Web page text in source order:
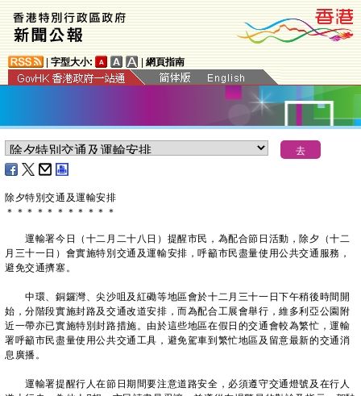
字型大小: 網頁指南
除夕特別交通及運輸安排
＊ ＊ ＊ ＊ ＊ ＊ ＊ ＊ ＊ ＊ ＊
運輸署今日（十二月二十八日）提醒市民，為配合節日活動，除夕（十二
月三十一日）會實施特別交通及運輸安排，呼籲市民盡量使用公共交通服務，
避免交通擠塞。
中環、銅鑼灣、尖沙咀及紅磡等地區會於十二月三十一日下午稍後時間開
始，分階段實施封路及交通改道安排，而為配合工展會舉行，維多利亞公園附
近一帶亦已實施特別封路措施。由於這些地區在假日的交通會較為繁忙，運輸
署呼籲市民盡量使用公共交通工具，避免駕車到繁忙地區及留意最新的交通消
息廣播。
運輸署提醒行人在節日期間要注意道路安全，必須遵守交通燈號及在行人